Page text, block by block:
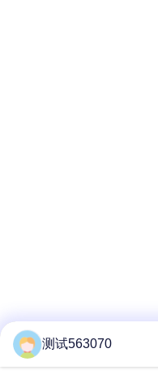
测试563070